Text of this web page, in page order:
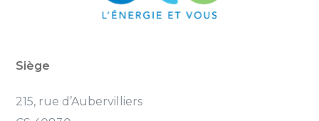
Siège
215, rue d’Aubervilliers